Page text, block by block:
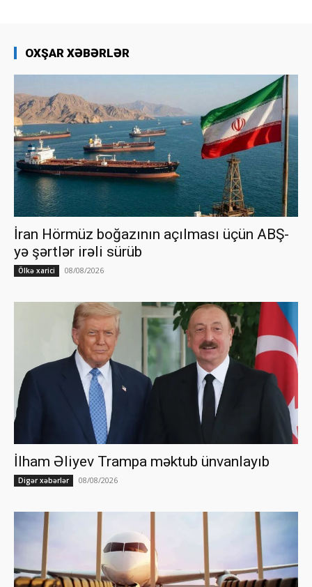
OXŞAR XƏBƏRLƏR
İran Hörmüz boğazının açılması üçün ABŞ-
yə şərtlər irəli sürüb
Ölkə xarici 08/08/2026
İlham Əliyev Trampa məktub ünvanlayıb
Digər xəbərlər 08/08/2026